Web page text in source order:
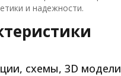
и надежности.
схемы, 3D модели